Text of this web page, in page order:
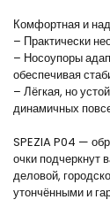
Комфортная и
– Практически
– Носоупоры
обеспечивая
– Лёгкая, но
динамичных
SPEZIA P04 —
очки подчеркнут
деловой,
утончёнными и